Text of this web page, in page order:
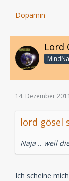
Dopamin
Lord
14. Dezember 2011
lord gösel
Naja .. weil
Ich scheine